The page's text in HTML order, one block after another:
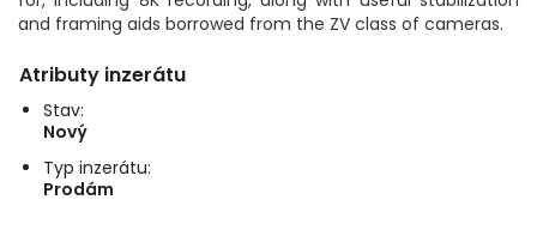
and framing aids borrowed from the ZV class of cameras.
Atributy inzerátu
Stav:
Nový
Typ inzerátu:
Prodám